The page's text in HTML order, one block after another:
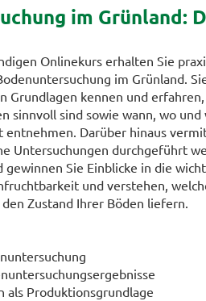
im
Onlinekurs erhalten Sie
im Grünland.
Grundlagen kennen und erfahren,
sinnvoll sind sowie wann, wo und
entnehmen. Darüber hinaus
Untersuchungen durchgeführt
gewinnen Sie Einblicke in die
und verstehen,
Zustand Ihrer Böden liefern.
als Produktionsgrundlage